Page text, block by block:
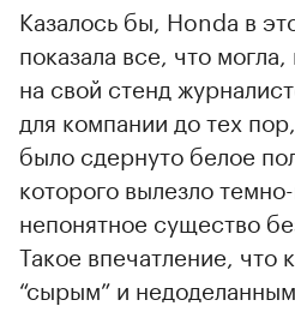
Казалось бы, Honda в
показала все, что
на свой стенд
для компании до тех
было сдернуто белое
которого вылезло
непонятное существо
Такое впечатление, что
“сырым” и